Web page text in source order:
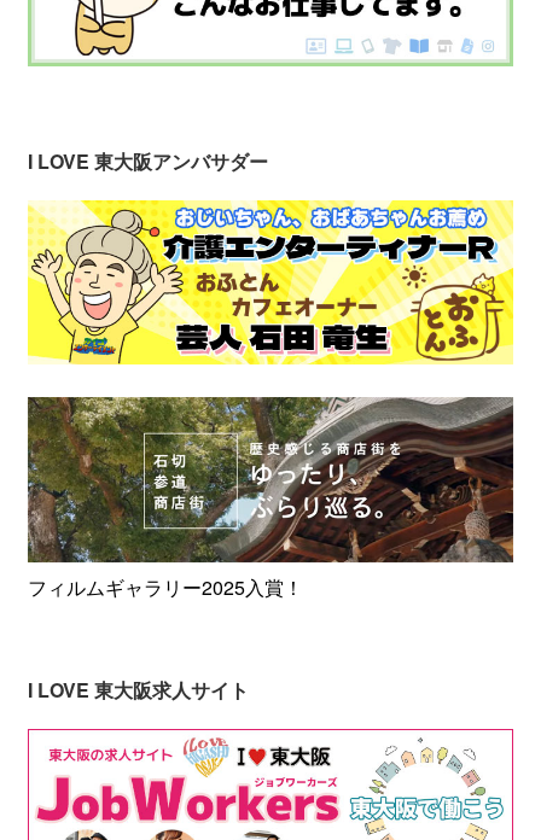
I LOVE 東大阪アンバサダー
フィルムギャラリー2025入賞！
I LOVE 東大阪求人サイト